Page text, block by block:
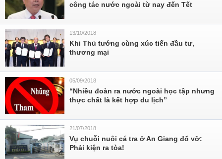
công tác nước ngoài từ nay đến Tết
13/10/2018
Khi Thủ tướng cùng xúc tiến đầu tư,
thương mại
05/09/2018
“Nhiều đoàn ra nước ngoài học tập nhưng
thực chất là kết hợp du lịch”
21/07/2018
Vụ chuỗi nuôi cá tra ở An Giang đổ vỡ:
Phải kiện ra tòa!